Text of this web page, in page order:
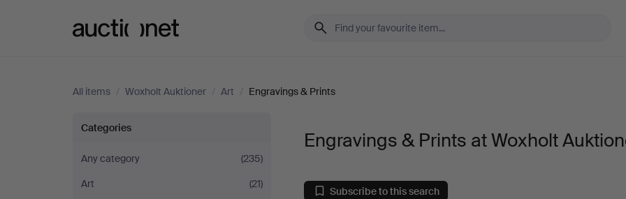
All items / Woxholt Auktioner / Art / Engravings & Prints
Engravings
&
Categories
Any category
(235)
Art
(21)
Engravings & Prints at Woxholt
Subscribe to this search